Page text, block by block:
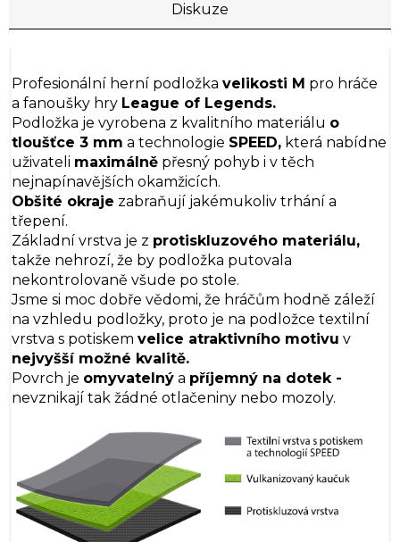
Diskuze
Profesionální herní podložka velikosti M pro hráče
a fanoušky hry League of Legends.
Podložka je vyrobena z kvalitního materiálu o
tloušťce 3 mm a technologie SPEED, která nabídne
uživateli maximálně přesný pohyb i v těch
nejnapínavějších okamžicích.
Obšité okraje zabraňují jakémukoliv trhání a
třepení.
Základní vrstva je z protiskluzového materiálu,
takže nehrozí, že by podložka putovala
nekontrolovaně všude po stole.
Jsme si moc dobře vědomi, že hráčům hodně záleží
na vzhledu podložky, proto je na podložce textilní
vrstva s potiskem velice atraktivního motivu v
nejvyšší možné kvalitě.
Povrch je omyvatelný a příjemný na dotek -
nevznikají tak žádné otlačeniny nebo mozoly.